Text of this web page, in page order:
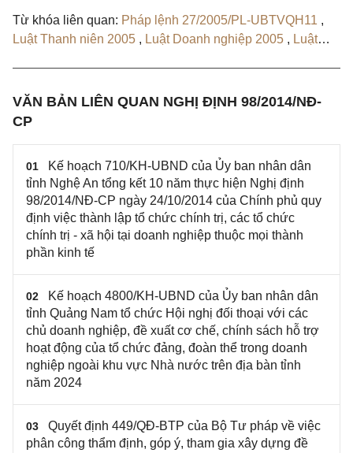
Từ khóa liên quan: Pháp lệnh 27/2005/PL-UBTVQH11 ,
Luật Thanh niên 2005 , Luật Doanh nghiệp 2005 , Luật
VĂN BẢN LIÊN QUAN NGHỊ ĐỊNH 98/2014/NĐ-
CP
01
Kế hoạch 710/KH-UBND của Ủy ban nhân dân
tỉnh Nghệ An tổng kết 10 năm thực hiện Nghị định
98/2014/NĐ-CP ngày 24/10/2014 của Chính phủ quy
định việc thành lập tổ chức chính trị, các tổ chức
chính trị - xã hội tại doanh nghiệp thuộc mọi thành
phần kinh tế
02
Kế hoạch 4800/KH-UBND của Ủy ban nhân dân
tỉnh Quảng Nam tổ chức Hội nghị đối thoại với các
chủ doanh nghiệp, đề xuất cơ chế, chính sách hỗ trợ
hoạt động của tổ chức đảng, đoàn thể trong doanh
nghiệp ngoài khu vực Nhà nước trên địa bàn tỉnh
năm 2024
03
Quyết định 449/QĐ-BTP của Bộ Tư pháp về việc
phân công thẩm định, góp ý, tham gia xây dựng đề